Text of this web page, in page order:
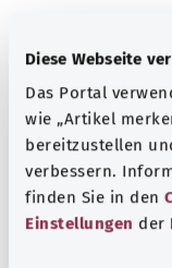
Diese Webseite
Das Portal
wie „Artikel
bereitzustellen
verbessern.
finden Sie in den
Einstellungen der
"W" içeren
W49.- Cansız
kuvvetlere